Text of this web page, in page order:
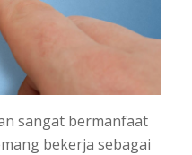
sangat bermanfaat
bekerja sebagai